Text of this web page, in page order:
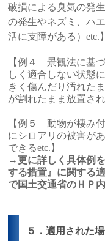
破損による臭気の発
の発生やネズミ、ハ
活に支障がある）etc.】
【例４ 景観法に基
しく適合しない状態
きく傷んだり汚れた
が割れたまま放置され
【例５ 動物が棲み
にシロアリの被害が
できるetc.】
→更に詳しく具体例
する措置』に関する
で国土交通省のＨＰ
５．適用された